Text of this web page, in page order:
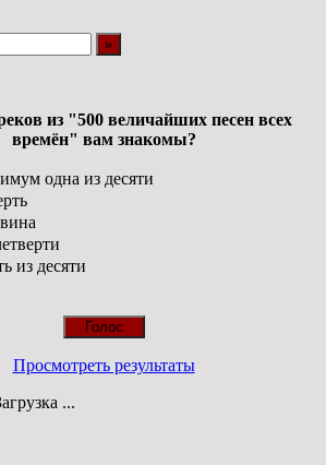
из "500 величайших песен всех
времён" вам знакомы?
одна из десяти
из десяти
Просмотреть результаты
...